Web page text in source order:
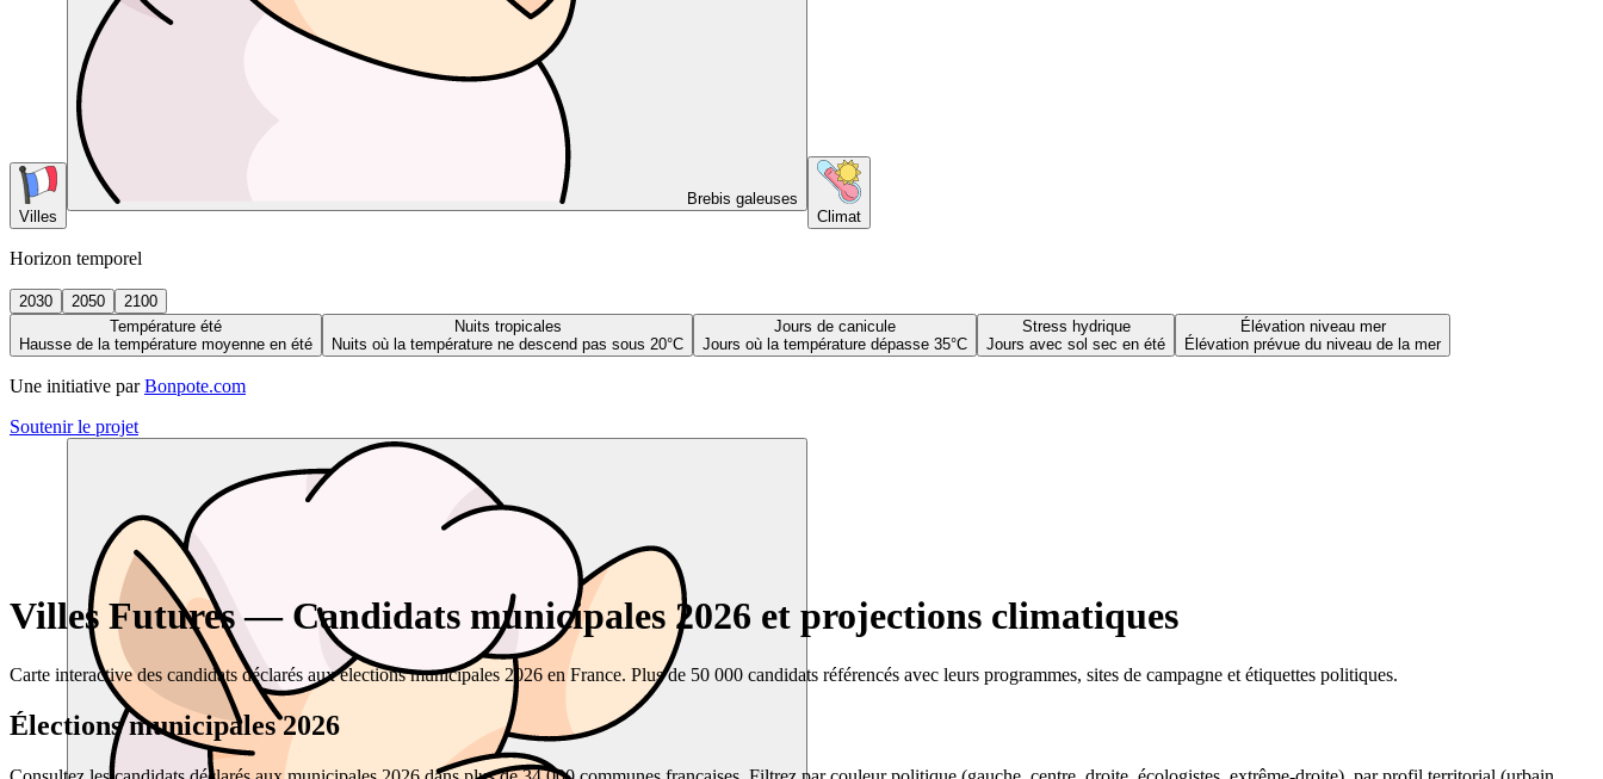
Villes
Brebis galeuses
Climat
Horizon temporel
2030 2050
2100
Température été
Hausse de la température moyenne en été
Nuits tropicales
Nuits où la température ne descend pas sous 20°C
Jours de canicule
Jours où la température dépasse 35°C
Stress hydrique
Jours avec sol sec en été
Élévation niveau mer
Élévation prévue du niveau de la mer
Une initiative par Bonpote.com
Soutenir le projet
Villes Futures — Candidats municipales 2026 et projections climatiques
Carte interactive des candidats déclarés aux élections municipales 2026 en France. Plus de 50 000 candidats référencés avec leurs programmes, sites de campagne et étiquettes politiques.
Élections municipales 2026